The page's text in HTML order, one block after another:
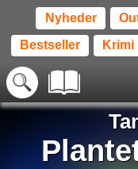
Nyheder
Bestseller Krimi